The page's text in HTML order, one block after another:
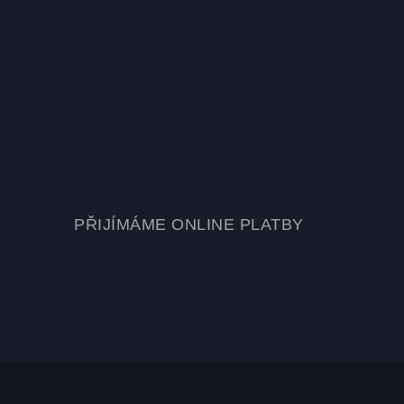
PŘIJÍMÁME ONLINE PLATBY